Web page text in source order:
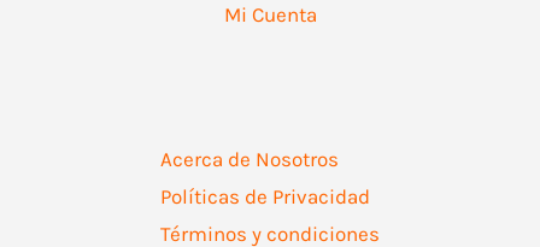
Mi Cuenta
Acerca de Nosotros
Políticas de Privacidad
Términos y condiciones